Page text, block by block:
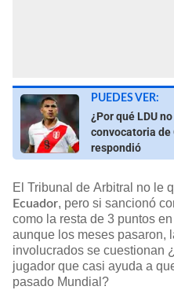
PUEDES VER:
¿Por qué LDU
convocatoria de
respondió
El Tribunal de Arbitral no le
Ecuador, pero si sancionó
como la resta de 3 puntos
aunque los meses pasaron,
involucrados se cuestionan
jugador que casi ayuda a
pasado Mundial?